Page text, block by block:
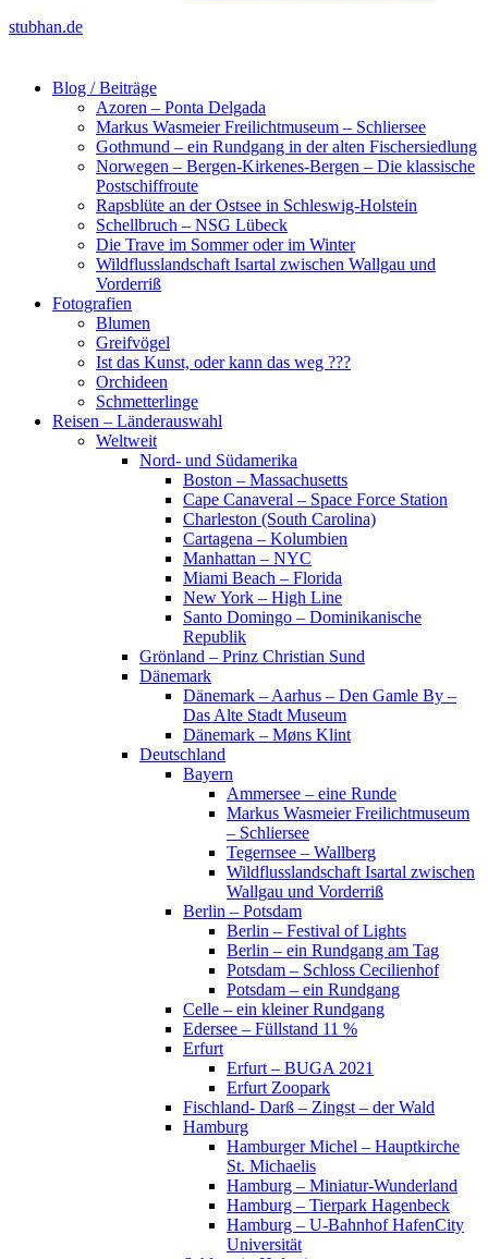
stubhan.de
Blog / Beiträge
Azoren – Ponta Delgada
Markus Wasmeier Freilichtmuseum – Schliersee
Gothmund – ein Rundgang in der alten Fischersiedlung
Norwegen – Bergen-Kirkenes-Bergen – Die klassische
Postschiffroute
Rapsblüte an der Ostsee in Schleswig-Holstein
Schellbruch – NSG Lübeck
Die Trave im Sommer oder im Winter
Wildflusslandschaft Isartal zwischen Wallgau und
Vorderriß
Fotografien
Blumen
Greifvögel
Ist das Kunst, oder kann das weg ???
Orchideen
Schmetterlinge
Reisen – Länderauswahl
Weltweit
Nord- und Südamerika
Boston – Massachusetts
Cape Canaveral – Space Force Station
Charleston (South Carolina)
Cartagena – Kolumbien
Manhattan – NYC
Miami Beach – Florida
New York – High Line
Santo Domingo – Dominikanische
Republik
Grönland – Prinz Christian Sund
Dänemark
Dänemark – Aarhus – Den Gamle By –
Das Alte Stadt Museum
Dänemark – Møns Klint
Deutschland
Bayern
Ammersee – eine Runde
Markus Wasmeier Freilichtmuseum
– Schliersee
Tegernsee – Wallberg
Wildflusslandschaft Isartal zwischen
Wallgau und Vorderriß
Berlin – Potsdam
Berlin – Festival of Lights
Berlin – ein Rundgang am Tag
Potsdam – Schloss Cecilienhof
Potsdam – ein Rundgang
Celle – ein kleiner Rundgang
Edersee – Füllstand 11 %
Erfurt
Erfurt – BUGA 2021
Erfurt Zoopark
Fischland- Darß – Zingst – der Wald
Hamburg
Hamburger Michel – Hauptkirche
St. Michaelis
Hamburg – Miniatur-Wunderland
Hamburg – Tierpark Hagenbeck
Hamburg – U-Bahnhof HafenCity
Universität